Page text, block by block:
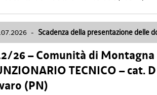
- Scadenza della presentazione delle
26 – Comunità di
TECNICO – cat.
(PN)